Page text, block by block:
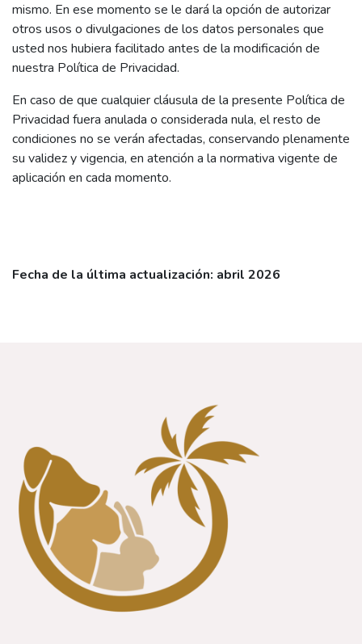
mismo. En ese momento se le dará la opción de autorizar
otros usos o divulgaciones de los datos personales que
usted nos hubiera facilitado antes de la modificación de
nuestra Política de Privacidad.
En caso de que cualquier cláusula de la presente Política de
Privacidad fuera anulada o considerada nula, el resto de
condiciones no se verán afectadas, conservando plenamente
su validez y vigencia, en atención a la normativa vigente de
aplicación en cada momento.
Fecha de la última actualización: abril 2026